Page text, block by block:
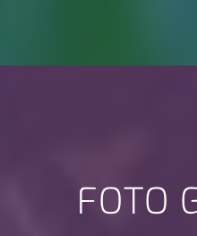
FOTO